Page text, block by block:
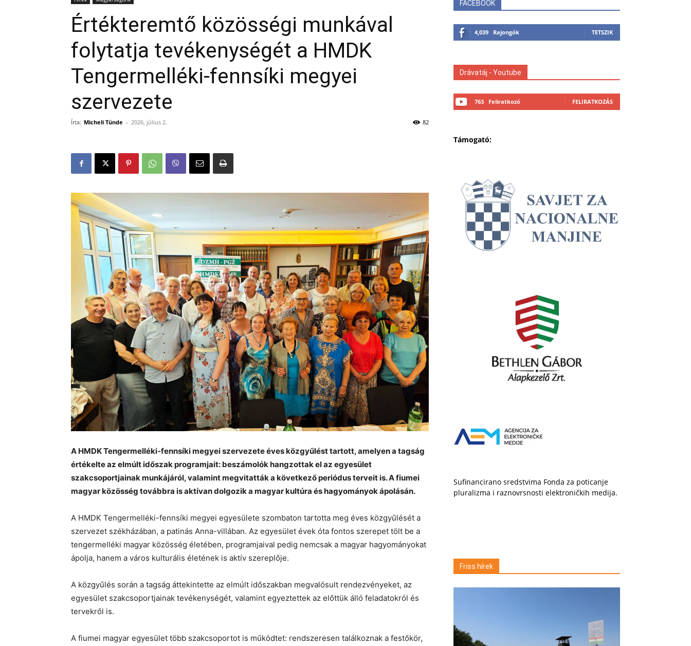
Értékteremtő közösségi munkával
folytatja tevékenységét a HMDK
Tengermelléki-fennsíki megyei
szervezete
Írta: Micheli Tünde - 2026, július 2. 82
A HMDK Tengermelléki-fennsíki megyei szervezete éves közgyűlést tartott, amelyen a tagság
értékelte az elmúlt időszak programjait: beszámolók hangzottak el az egyesület
szakcsoportjainak munkájáról, valamint megvitatták a következő periódus terveit is. A fiumei
magyar közösség továbbra is aktívan dolgozik a magyar kultúra és hagyományok ápolásán.
A HMDK Tengermelléki-fennsíki megyei egyesülete szombaton tartotta meg éves közgyűlését a
szervezet székházában, a patinás Anna-villában. Az egyesület évek óta fontos szerepet tölt be a
tengermelléki magyar közösség életében, programjaival pedig nemcsak a magyar hagyományokat
ápolja, hanem a város kulturális életének is aktív szereplője.
A közgyűlés során a tagság áttekintette az elmúlt időszakban megvalósult rendezvényeket, az
egyesület szakcsoportjainak tevékenységét, valamint egyeztettek az előttük álló feladatokról és
tervekről is.
A fiumei magyar egyesület több szakcsoportot is működtet: rendszeresen találkoznak a festőkör,
FACEBOOK
4,039 Rajongók TETSZIK
Drávatáj - Youtube
763 Feliratkozó FELIRATKOZÁS
Támogató:
Sufinancirano sredstvima Fonda za poticanje
pluralizma i raznovrsnosti elektroničkih medija.
Friss hírek